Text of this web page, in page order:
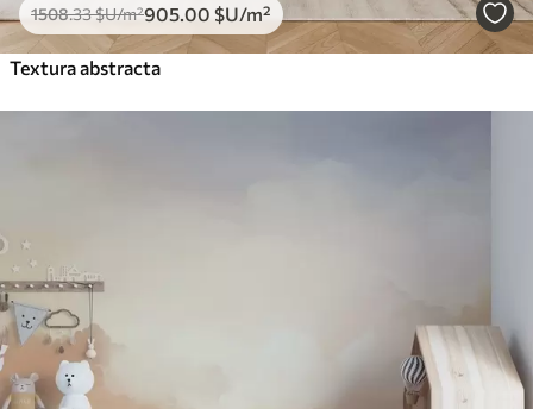
1508.33$U/m²905 .00 $U/m²
Textura abstracta